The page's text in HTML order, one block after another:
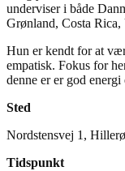
underviser i både
Grønland, Costa
Hun er kendt for at
empatisk. Fokus for
denne er er god
Sted
Nordstensvej 1,
Tidspunkt